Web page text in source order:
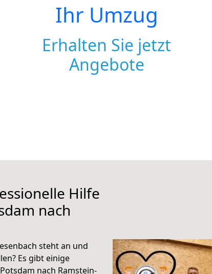
Ihr Umzug
Erhalten Sie jetzt
Angebote
Hilfe
nach
steht an und
Es gibt einige
nach Ramstein-